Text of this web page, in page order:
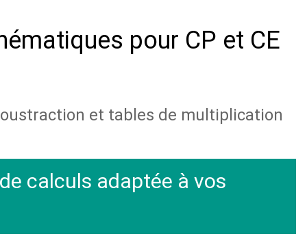
pour CP et CE
et tables de multiplication
calculs adaptée à vos